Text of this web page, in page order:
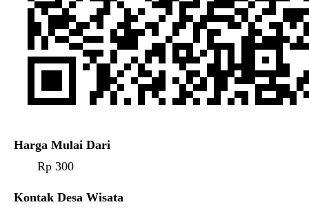
Harga Mulai Dari
Rp 300
Kontak Desa Wisata